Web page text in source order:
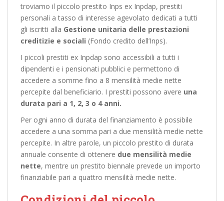
troviamo il piccolo prestito Inps ex Inpdap, prestiti
personali a tasso di interesse agevolato dedicati a tutti
gli iscritti alla Gestione unitaria delle prestazioni
creditizie e sociali (Fondo credito dell’Inps).
I piccoli prestiti ex Inpdap sono accessibili a tutti i
dipendenti e i pensionati pubblici e permettono di
accedere a somme fino a 8 mensilità medie nette
percepite dal beneficiario. I prestiti possono avere una
durata pari a 1, 2, 3 o 4 anni.
Per ogni anno di durata del finanziamento è possibile
accedere a una somma pari a due mensilità medie nette
percepite. In altre parole, un piccolo prestito di durata
annuale consente di ottenere due mensilità medie
nette, mentre un prestito biennale prevede un importo
finanziabile pari a quattro mensilità medie nette.